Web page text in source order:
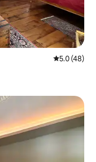
從 48 則評
5.0 (48)